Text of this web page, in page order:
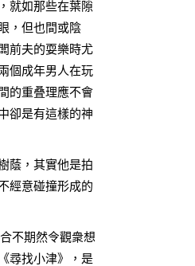
就如那些在葉隙
，但也間或陰
前夫的耍樂時尤
個成年男人在玩
的重叠理應不會
卻是有這樣的神
蔭，其實他是拍
經意碰撞形成的
不期然令觀衆想
尋找小津》，是